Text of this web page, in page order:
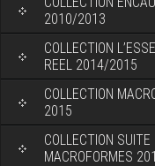
2010/2013
COLLECTION
REEL 2014/2015
COLLECTION
2015
COLLECTION SUITE
MACROFORMES